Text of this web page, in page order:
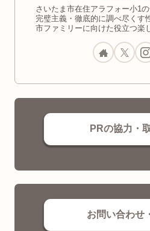
さいたま市在住アラフォー小1の
完璧主義・徹底的に調べ尽くす
市ファミリーに向けた役立つ楽
PRの協力・
お問い合わせ